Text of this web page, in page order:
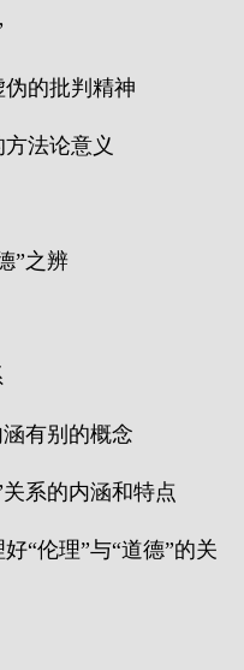
的批判精神
法论意义
”之辨
有别的概念
系的内涵和特点
“伦理”与“道德”的关